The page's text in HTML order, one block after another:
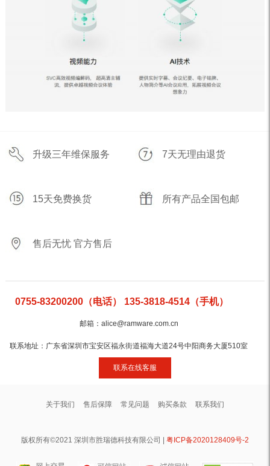
升级三年维保服务 7天无理由退货
15天免费换货 所有产品全国包邮
售后无忧 官方售后
0755-83200200（电话） 135-3818-4514（手机）
邮箱：alice@ramware.com.cn
联系地址：广东省深圳市宝安区福永街道福海大道24号中阳商务大厦510室
联系在线客服
关于我们 售后保障 常见问题 购买条款 联系我们
版权所有©2021 深圳市胜瑞德科技有限公司 | 粤ICP备2020128409号-2